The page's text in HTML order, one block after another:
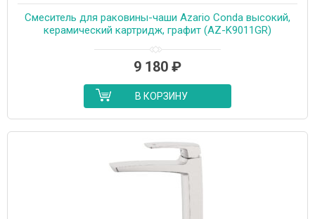
Смеситель для раковины-чаши Azario Conda высокий,
керамический картридж, графит (AZ-K9011GR)
9 180 ₽
В КОРЗИНУ